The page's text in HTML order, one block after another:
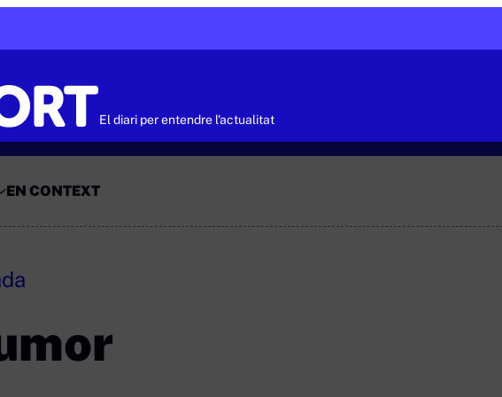
El diari per entendre l'actualitat
EN CONTEXT